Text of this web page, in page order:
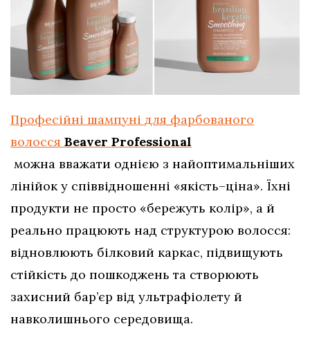
Професійні шампуні для фарбованого
волосся Beaver Professional
можна вважати однією з найоптимальніших
лінійок у співвідношенні «якість–ціна». Їхні
продукти не просто «бережуть колір», а й
реально працюють над структурою волосся:
відновлюють білковий каркас, підвищують
стійкість до пошкоджень та створюють
захисний бар’єр від ультрафіолету й
навколишнього середовища.